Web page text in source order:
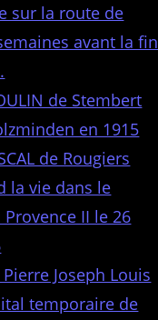
sur la route de
avant la fin
de Stembert
en 1915
de Rougiers
la vie dans le
II le 26
Joseph Louis
temporaire de